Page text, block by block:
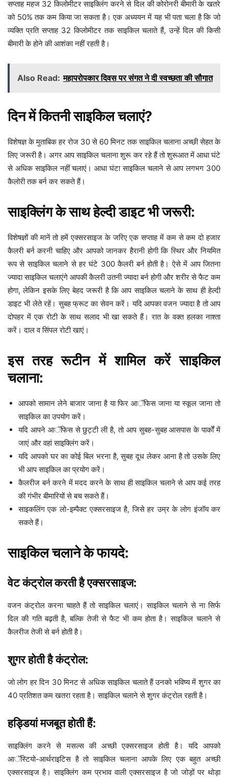
सप्ताह महज 32 किलोमीटर साइक्लिंग करने से दिल की कोरोनरी बीमारी के खतरे
को 50% तक कम किया जा सकता है। एक अध्ययन में यह भी पता चला है कि जो
व्यक्ति प्रति सप्ताह 32 किलोमीटर तक साइकिल चलाते हैं, उन्हें दिल की किसी
बीमारी के होने की आशंका नहीं रहती है।
Also Read: महापरोपकार दिवस पर संगत ने दी स्वच्छता की सौगात
दिन में कितनी साइकिल चलाएं?
विशेषज्ञ के मुताबिक हर रोज 30 से 60 मिनट तक साइकिल चलाना अच्छी सेहत के
लिए जरूरी है। अगर आप साइकिल चलाना शुरू कर रहे हैं तो शुरूआत में आधा घंटे
से अधिक साइकिल नहीं चलाएं। आधा घंटा साइकिल चलाने से आप लगभग 300
कैलोरी तक बर्न कर सकते हैं।
साइक्लिंग के साथ हेल्दी डाइट भी जरूरी:
विशेषज्ञों की मानें तो हमें एक्सरसाइज के जरिए एक सप्ताह में कम से कम दो हजार
कैलरी बर्न करनी चाहिए और आपको जानकर हैरानी होगी कि स्थिर और नियमित
रूप से साइकिल चलाने से हर घंटे 300 कैलरी बर्न होती है। ऐसे में आप जितना
ज्यादा साइकिल चलाएंगे आपकी कैलरी उतनी ज्यादा बर्न होगी और शरीर से फैट कम
होगा, लेकिन इसके लिए बेहद जरूरी है कि आप साइकिल चलाने के साथ ही हेल्दी
डाइट भी लेते रहें। सुबह फ्रूट का सेवन करें। यदि आपका वजन ज्यादा है तो आप
दोपहर में एक रोटी के साथ सलाद भी खा सकते हैं। रात के वक्त हलका नाश्ता
करें। दाल व सिंपल रोटी खाएं।
इस तरह रूटीन में शामिल करें साइकिल
चलाना:
आपको सामान लेने बाजार जाना है या फिर आॅफिस जाना या स्कूल जाना तो
साइकिल का उपयोग करें।
यदि आपने आॅफिस से छुट्टी ली है, तो आप सुबह-सुबह आसपास के पार्कों में
जाएं और वहां साइक्लिंग करें।
यदि आपको घर का कोई बिल भरना है, सुबह दूध लेकर आना है तो उसके लिए
भी आप साइकिल का प्रयोग करें।
कैलरीज बर्न करने में मदद करने के साथ ही साइकिल चलाने से आप कई तरह
की गंभीर बीमारियों से बच सकते हैं।
साइकलिंग एक लो-इम्पैक्ट एक्सरसाइज है, जिसे हर उम्र के लोग इंजॉय कर
सकते हैं।
साइकिल चलाने के फायदे:
वेट कंट्रोल करती है एक्सरसाइज:
वजन कंट्रोल करना चाहते हैं तो साइकिल चलाएं। साइकिल चलाने से ना सिर्फ
दिल की गति बढ़ती है, बल्कि तेजी से फैट भी कम होता है। साइकिल चलाने से
कैलरीज तेजी से बर्न होती है।
शुगर होती है कंट्रोल:
जो लोग हर दिन 30 मिनट से अधिक साइकिल चलाते हैं उनको भविष्य में शुगर का
40 प्रतिशत कम खतरा रहता है। साइकिल चलाने से शुगर कंट्रोल रहती है।
हड्डियां मजबूत होती हैं:
साइक्लिंग करने से मसल्स की अच्छी एक्सरसाइज होती है। यदि आपको
आॅस्टियो-आर्थराइटिस है तो साइकिल चलाना आपके लिए एक बहुत अच्छी
एक्सरसाइज है। साइक्लिंग कम प्रभाव वाली एक्सरसाइज है जो जोड़ों पर थोड़ा